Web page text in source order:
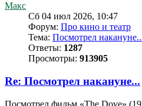
Макс
Сб 04 июл 2026, 10:47
Форум: Про кино и театр
Тема: Посмотрел
Ответы: 1287
Просмотры: 913905
Re: Посмотрел накануне...
Посмотрел фильм «The Dove»